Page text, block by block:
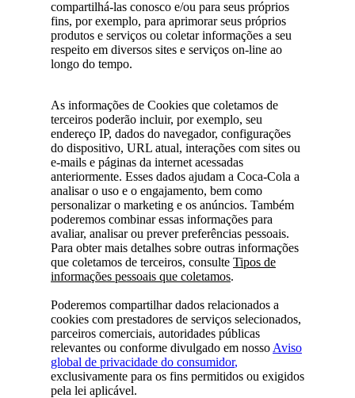
compartilhá-las conosco e/ou para seus próprios
fins, por exemplo, para aprimorar seus próprios
produtos e serviços ou coletar informações a seu
respeito em diversos sites e serviços on-line ao
longo do tempo.
As informações de Cookies que coletamos de
terceiros poderão incluir, por exemplo, seu
endereço IP, dados do navegador, configurações
do dispositivo, URL atual, interações com sites ou
e-mails e páginas da internet acessadas
anteriormente. Esses dados ajudam a Coca-Cola a
analisar o uso e o engajamento, bem como
personalizar o marketing e os anúncios. Também
poderemos combinar essas informações para
avaliar, analisar ou prever preferências pessoais.
Para obter mais detalhes sobre outras informações
que coletamos de terceiros, consulte Tipos de
informações pessoais que coletamos.
Poderemos compartilhar dados relacionados a
cookies com prestadores de serviços selecionados,
parceiros comerciais, autoridades públicas
relevantes ou conforme divulgado em nosso Aviso
global de privacidade do consumidor,
exclusivamente para os fins permitidos ou exigidos
pela lei aplicável.